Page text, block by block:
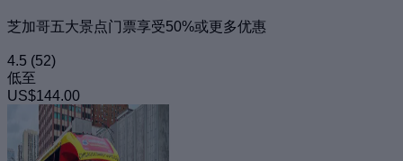
芝加哥五大景点门票享受50%或更多优惠
4.5 (52)
低至
US$144.00